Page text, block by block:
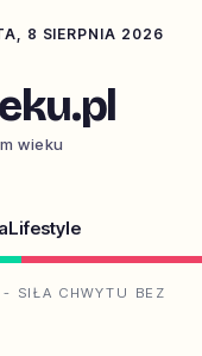
8 SIERPNIA 2026
wieku
Lifestyle
SIŁA CHWYTU BEZ